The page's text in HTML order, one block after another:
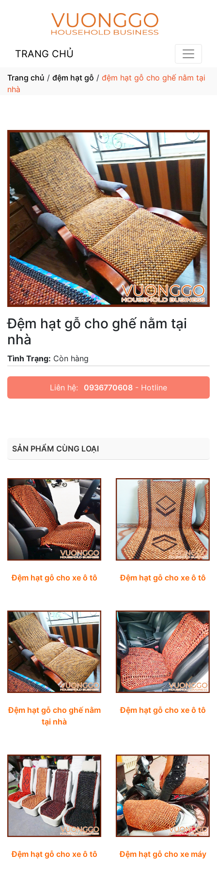
TRANG CHỦ
Trang chủ / đệm hạt gỗ / đệm hạt gỗ cho ghế nằm tại
nhà
Đệm hạt gỗ cho ghế nằm tại
nhà
Tình Trạng: Còn hàng
Liên hệ: 0936770608 - Hotline
SẢN PHẨM CÙNG LOẠI
Đệm hạt gỗ cho xe ô tô Đệm hạt gỗ cho xe ô tô
Đệm hạt gỗ cho ghế nằm
tại nhà
Đệm hạt gỗ cho xe ô tô
Đệm hạt gỗ cho xe ô tô Đệm hạt gỗ cho xe máy